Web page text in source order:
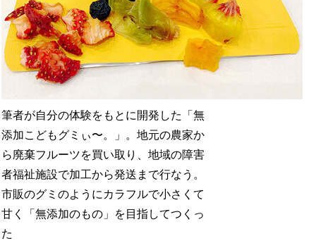
筆者が自分の体験をもとに開発した「無
添加こどもグミぃ〜。」。地元の農家か
ら廃棄フルーツを買い取り、地域の障害
者福祉施設で加工から発送まで行なう。
市販のグミのようにカラフルで小さくて
甘く「無添加のもの」を目指してつくっ
た